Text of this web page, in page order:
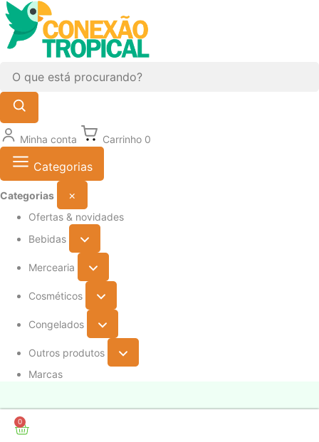
Minha conta Carrinho 0
Categorias
Categorias ×
Ofertas & novidades
Bebidas
Mercearia
Cosméticos
Congelados
Outros produtos
Marcas
0